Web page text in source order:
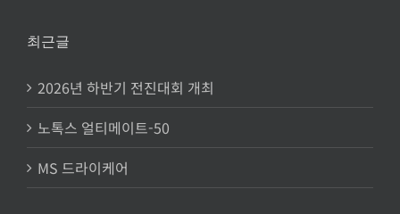
최근글
2026년 하반기 전진대회 개최
노톡스 얼티메이트-50
MS 드라이케어